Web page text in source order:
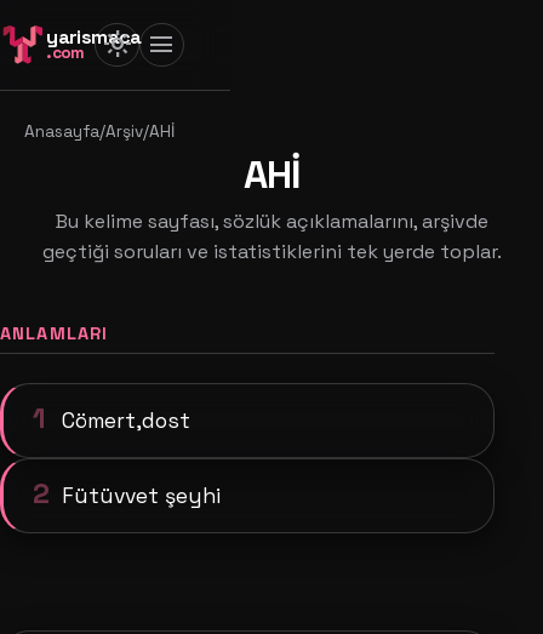
yarismaca
.com light_mode menu
Anasayfa/Arşiv/AHİ
AHİ
Bu kelime sayfası, sözlük açıklamalarını, arşivde
geçtiği soruları ve istatistiklerini tek yerde toplar.
ANLAMLARI
1 Cömert,dost
2 Fütüvvet şeyhi